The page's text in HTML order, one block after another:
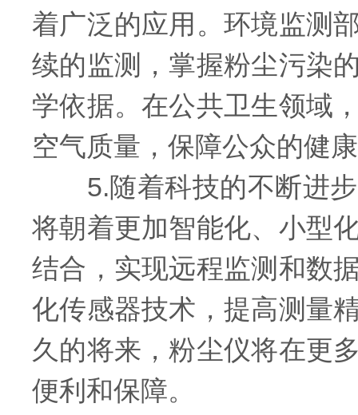
着广泛的应用。环境监测
续的监测，掌握粉尘污染
学依据。在公共卫生领域
空气质量，保障公众的健
5.随着科技的不断进步
将朝着更加智能化、小型
结合，实现远程监测和数
化传感器技术，提高测量
久的将来，粉尘仪将在更
便利和保障。